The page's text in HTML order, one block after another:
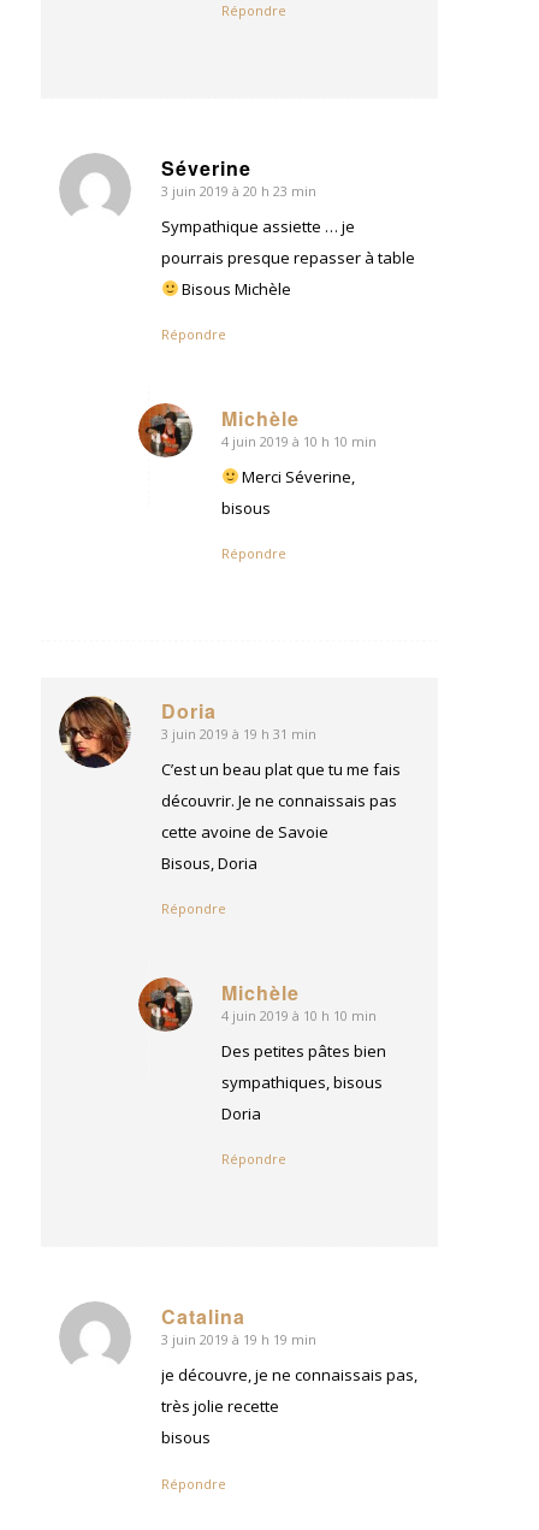
Répondre
Séverine
dit
:
3 juin 2019 à 20 h 23 min
Sympathique assiette … je
pourrais presque repasser à table
Bisous Michèle
Répondre
Michèle
dit
4 juin 2019 à 10 h 10 min
Merci Séverine,
bisous
Répondre
Doria
dit
:
3 juin 2019 à 19 h 31 min
C’est un beau plat que tu me fais
découvrir. Je ne connaissais pas
cette avoine de Savoie
Bisous, Doria
Répondre
Michèle
dit
4 juin 2019 à 10 h 10 min
Des petites pâtes bien
sympathiques, bisous
Doria
Répondre
Catalina
dit
3 juin 2019 à 19 h 19 min
je découvre, je ne connaissais pas,
très jolie recette
bisous
Répondre